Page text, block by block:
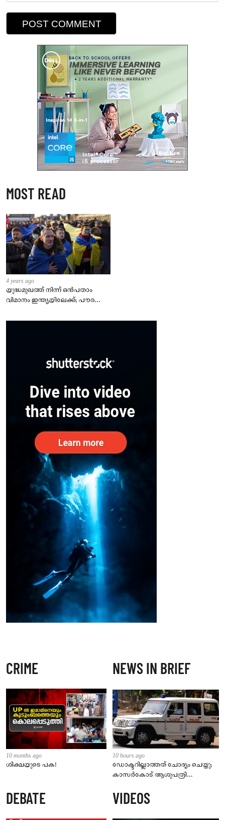
MOST READ
4 years ago
യുദ്ധമുഖത്ത് നിന്ന് ഒൻപതാം
വിമാനം ഇന്ത്യയിലേക്ക്; പൗരന്മാർ
– കേന്ദ്രം
CRIME
10 months ago
ശിക്ഷയുടെ പക!
NEWS IN BRIEF
10 hours ago
ഡോക്ടറില്ലാത്തത് ചോദ്യം ചെയ്തു;
കാസർകോട് ആശുപത്രി
നാട്ടുകാർക്കെതിരെ കേസ്
DEBATE VIDEOS